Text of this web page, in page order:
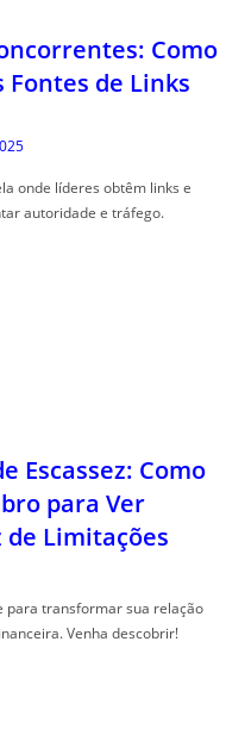
Como
Fontes de Links
onde líderes obtêm links e
autoridade e tráfego.
Escassez: Como
para Ver
de Limitações
para transformar sua relação
Venha descobrir!